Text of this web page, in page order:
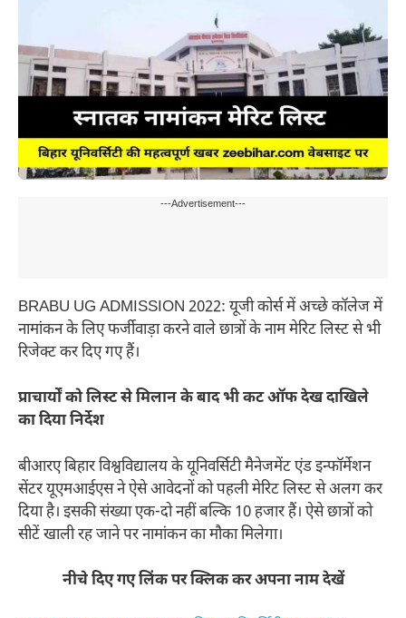
---Advertisement---
BRABU UG ADMISSION 2022: यूजी कोर्स में अच्छे कॉलेज में
नामांकन के लिए फर्जीवाड़ा करने वाले छात्रों के नाम मेरिट लिस्ट से भी
रिजेक्ट कर दिए गए हैं।
प्राचार्यों को लिस्ट से मिलान के बाद भी कट ऑफ देख दाखिले
का दिया निर्देश
बीआरए बिहार विश्वविद्यालय के यूनिवर्सिटी मैनेजमेंट एंड इन्फॉर्मेशन
सेंटर यूएमआईएस ने ऐसे आवेदनों को पहली मेरिट लिस्ट से अलग कर
दिया है। इसकी संख्या एक-दो नहीं बल्कि 10 हजार हैं। ऐसे छात्रों को
सीटें खाली रह जाने पर नामांकन का मौका मिलेगा।
नीचे दिए गए लिंक पर क्लिक कर अपना नाम देखें